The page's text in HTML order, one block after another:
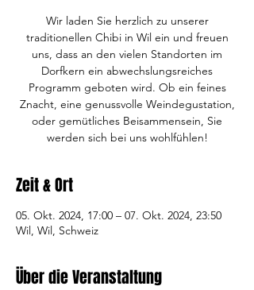
Wir laden Sie herzlich zu unserer
traditionellen Chibi in Wil ein und freuen
uns, dass an den vielen Standorten im
Dorfkern ein abwechslungsreiches
Programm geboten wird. Ob ein feines
Znacht, eine genussvolle Weindegustation,
oder gemütliches Beisammensein, Sie
werden sich bei uns wohlfühlen!
Zeit & Ort
05. Okt. 2024, 17:00 – 07. Okt. 2024, 23:50
Wil, Wil, Schweiz
Über die Veranstaltung